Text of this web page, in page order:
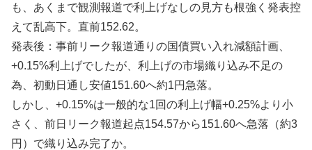
も、あくまで観測報道で利上げなしの見方も根強く発表控
えて乱高下。直前152.62。
発表後：事前リーク報道通りの国債買い入れ減額計画、
+0.15%利上げでしたが、利上げの市場織り込み不足の
為、初動日通し安値151.60へ約1円急落。
しかし、+0.15%は一般的な1回の利上げ幅+0.25%より小
さく、前日リーク報道起点154.57から151.60へ急落（約3
円）で織り込み完了か。